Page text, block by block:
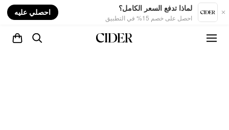
لماذا تدفع السعر الكامل؟
احصل على خصم 15% في التطبيق
احصلي عليه